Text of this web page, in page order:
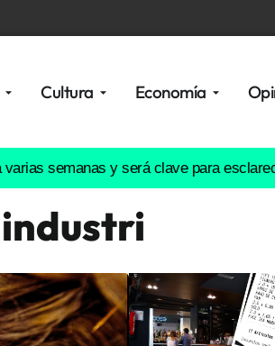
Cultura Economía
y será clave para esclarecer qué
industri